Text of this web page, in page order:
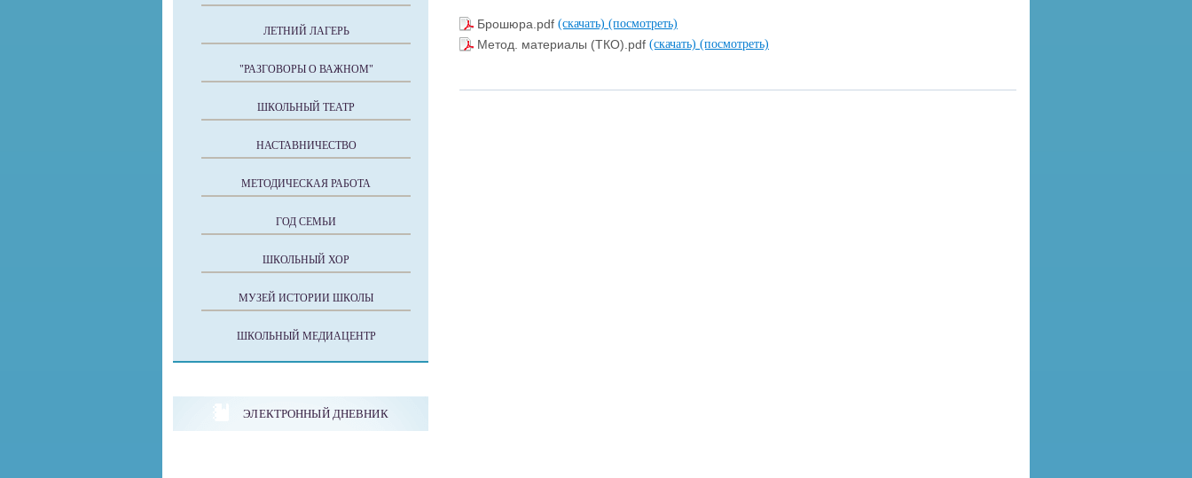
Брошюра.pdf (скачать) (посмотреть)
Метод. материалы (ТКО).pdf (скачать) (посмотреть)
ЛЕТНИЙ ЛАГЕРЬ
"РАЗГОВОРЫ О ВАЖНОМ"
ШКОЛЬНЫЙ ТЕАТР
НАСТАВНИЧЕСТВО
МЕТОДИЧЕСКАЯ РАБОТА
ГОД СЕМЬИ
ШКОЛЬНЫЙ ХОР
МУЗЕЙ ИСТОРИИ ШКОЛЫ
ШКОЛЬНЫЙ МЕДИАЦЕНТР
ЭЛЕКТРОННЫЙ ДНЕВНИК